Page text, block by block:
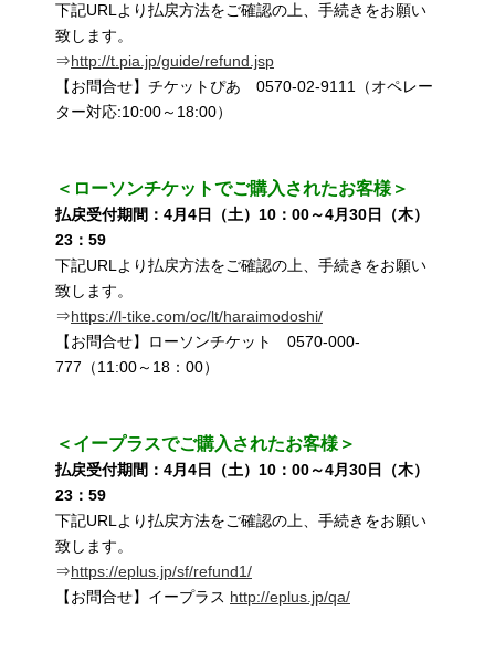
下記URLより払戻方法をご確認の上、手続きをお願い
致します。
⇒http://t.pia.jp/guide/refund.jsp
【お問合せ】チケットぴあ 0570-02-9111（オペレー
ター対応:10:00～18:00）
＜ローソンチケットでご購入されたお客様＞
払戻受付期間：4月4日（土）10：00～4月30日（木）
23：59
下記URLより払戻方法をご確認の上、手続きをお願い
致します。
⇒https://l-tike.com/oc/lt/haraimodoshi/
【お問合せ】ローソンチケット 0570-000-
777（11:00～18：00）
＜イープラスでご購入されたお客様＞
払戻受付期間：4月4日（土）10：00～4月30日（木）
23：59
下記URLより払戻方法をご確認の上、手続きをお願い
致します。
⇒https://eplus.jp/sf/refund1/
【お問合せ】イープラス http://eplus.jp/qa/